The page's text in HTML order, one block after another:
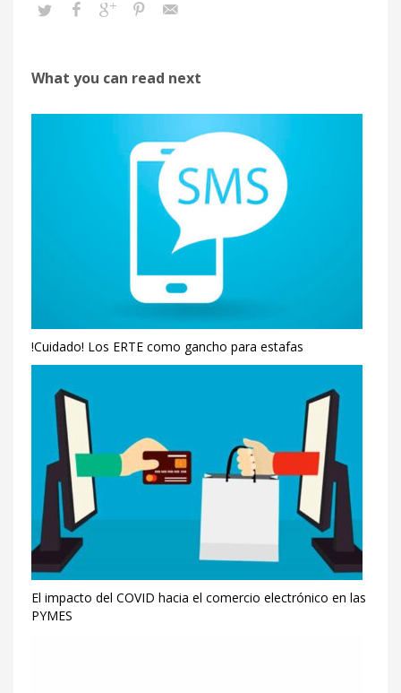
What you can read next
!Cuidado! Los ERTE como gancho para estafas
El impacto del COVID hacia el comercio electrónico en las
PYMES